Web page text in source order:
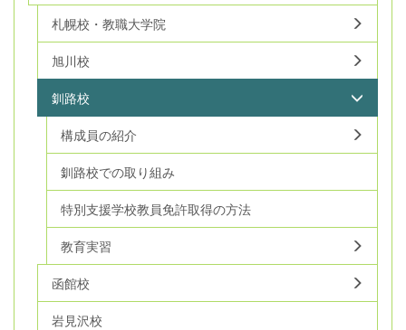
札幌校・教職大学院
旭川校
釧路校
構成員の紹介
釧路校での取り組み
特別支援学校教員免許取得の方法
教育実習
函館校
岩見沢校